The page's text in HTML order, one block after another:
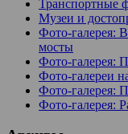
Транспортные
Музеи и
Фото-галерея:
мосты
Фото-галерея:
Фото-галереи
Фото-галерея:
Фото-галерея: